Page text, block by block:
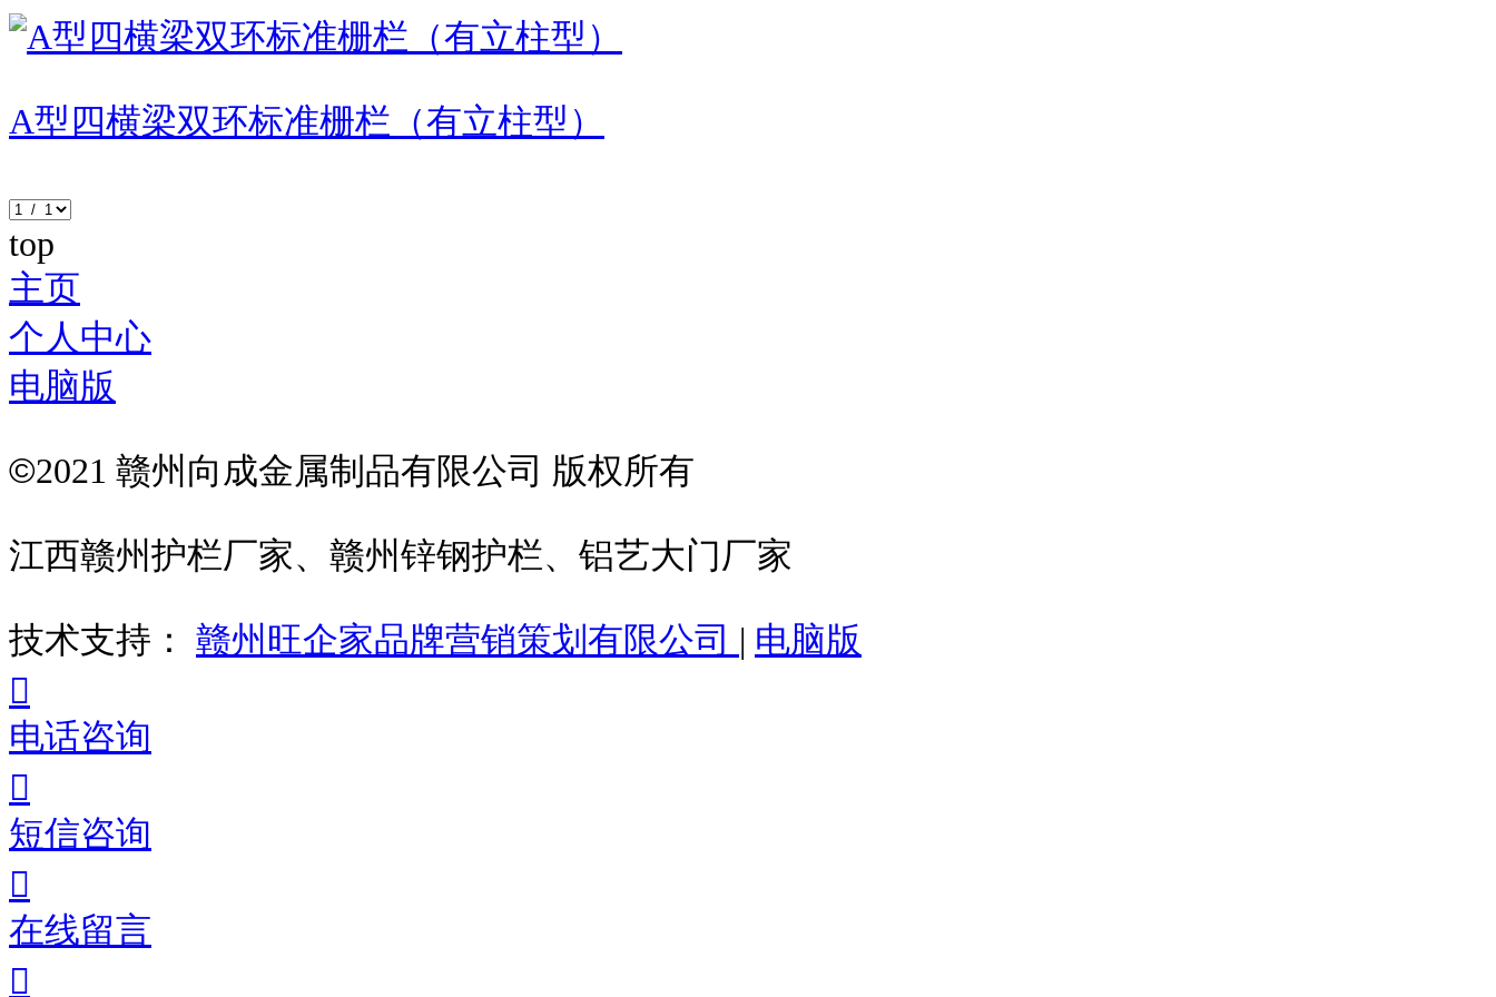
A型四横梁双环标准栅栏（有立柱型）
top
主页
个人中心
电脑版
©2021 赣州向成金属制品有限公司 版权所有
江西赣州护栏厂家、赣州锌钢护栏、铝艺大门厂家
技术支持： 赣州旺企家品牌营销策划有限公司 | 电脑版
电话咨询
短信咨询
在线留言